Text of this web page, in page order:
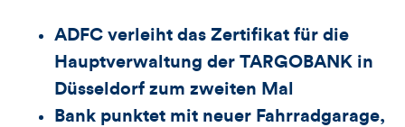
ADFC verleiht das Zertifikat für die
Hauptverwaltung der TARGOBANK in
Düsseldorf zum zweiten Mal
Bank punktet mit neuer Fahrradgarage,